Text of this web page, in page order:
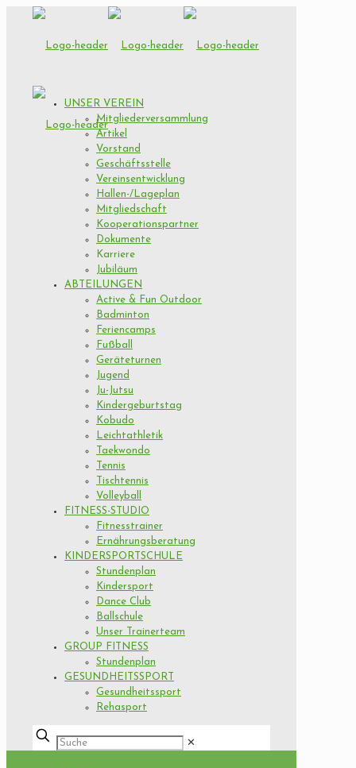
UNSER VEREIN
Mitgliederversammlung
Artikel
Vorstand
Geschäftsstelle
Vereinsentwicklung
Hallen-/Lageplan
Mitgliedschaft
Kooperationspartner
Dokumente
Karriere
Jubiläum
ABTEILUNGEN
Active & Fun Outdoor
Badminton
Feriencamps
Fußball
Geräteturnen
Jugend
Ju-Jutsu
Kindergeburtstag
Kobudo
Leichtathletik
Taekwondo
Tennis
Tischtennis
Volleyball
FITNESS-STUDIO
Fitnesstrainer
Ernährungsberatung
KINDERSPORTSCHULE
Stundenplan
Kindersport
Dance Club
Ballschule
Unser Trainerteam
GROUP FITNESS
Stundenplan
GESUNDHEITSSPORT
Gesundheitssport
Rehasport
✕